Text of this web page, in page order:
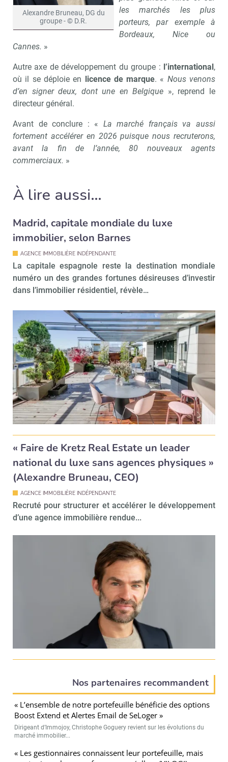
Alexandre Bruneau, DG du
groupe - © D.R.
les marchés les plus
porteurs, par exemple à
Bordeaux, Nice ou
Cannes. »
Autre axe de développement du groupe : l’international,
où il se déploie en licence de marque. « Nous venons
d’en signer deux, dont une en Belgique », reprend le
directeur général.
Avant de conclure : « La marché français va aussi
fortement accélérer en 2026 puisque nous recruterons,
avant la fin de l’année, 80 nouveaux agents
commerciaux. »
À lire aussi…
Madrid, capitale mondiale du luxe
immobilier, selon Barnes
AGENCE IMMOBILIÈRE INDÉPENDANTE
La capitale espagnole reste la destination mondiale
numéro un des grandes fortunes désireuses d’investir
dans l’immobilier résidentiel, révèle…
« Faire de Kretz Real Estate un leader
national du luxe sans agences physiques »
(Alexandre Bruneau, CEO)
AGENCE IMMOBILIÈRE INDÉPENDANTE
Recruté pour structurer et accélérer le développement
d’une agence immobilière rendue...
Nos partenaires recommandent
« L’ensemble de notre portefeuille bénéficie des options
Boost Extend et Alertes Email de SeLoger »
Dirigeant d’Immojoy, Christophe Goguery revient sur les évolutions du
marché immobilier...
« Les gestionnaires connaissent leur portefeuille, mais
Non merci, je reçois déjà
!
Je déciderai plus